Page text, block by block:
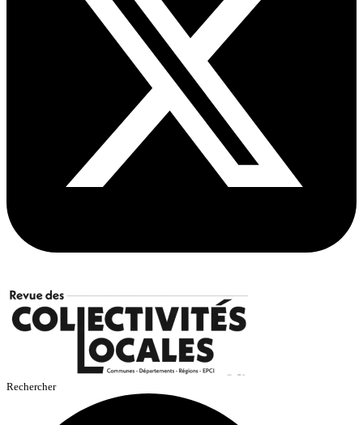
Rechercher